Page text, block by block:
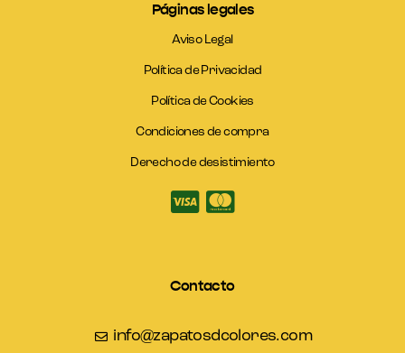
Páginas legales
Aviso Legal
Política de Privacidad
Política de Cookies
Condiciones de compra
Derecho de desistimiento
Contacto
info@zapatosdcolores.com